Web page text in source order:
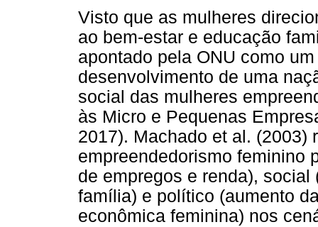
Visto que as mulheres
ao bem-estar e educação
apontado pela ONU como
desenvolvimento de uma
social das mulheres
às Micro e Pequenas
2017). Machado et al. (2003)
empreendedorismo feminino
de empregos e renda),
família) e político (aumento
econômica feminina) nos